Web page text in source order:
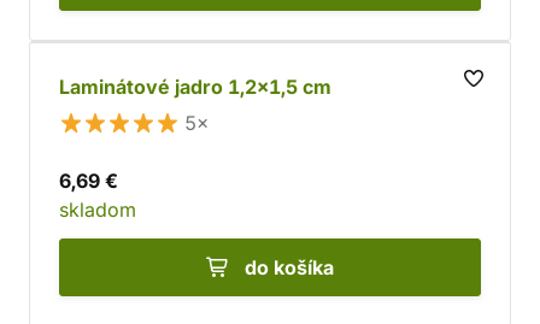
Laminátové jadro 1,2x1,5 cm
5×
6,69 €
skladom
do košíka